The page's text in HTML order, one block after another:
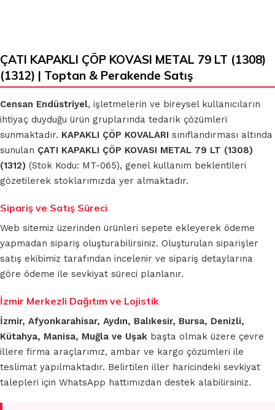
ÇATI KAPAKLI ÇÖP KOVASI METAL 79 LT (1308)
(1312) | Toptan & Perakende Satış
Censan Endüstriyel, işletmelerin ve bireysel kullanıcıların
ihtiyaç duyduğu ürün gruplarında tedarik çözümleri
sunmaktadır. KAPAKLI ÇÖP KOVALARI sınıflandırması altında
sunulan ÇATI KAPAKLI ÇÖP KOVASI METAL 79 LT (1308)
(1312) (Stok Kodu: MT-065), genel kullanım beklentileri
gözetilerek stoklarımızda yer almaktadır.
Sipariş ve Satış Süreci
Web sitemiz üzerinden ürünleri sepete ekleyerek ödeme
yapmadan sipariş oluşturabilirsiniz. Oluşturulan siparişler
satış ekibimiz tarafından incelenir ve sipariş detaylarına
göre ödeme ile sevkiyat süreci planlanır.
İzmir Merkezli Dağıtım ve Lojistik
İzmir, Afyonkarahisar, Aydın, Balıkesir, Bursa, Denizli,
Kütahya, Manisa, Muğla ve Uşak başta olmak üzere çevre
illere firma araçlarımız, ambar ve kargo çözümleri ile
teslimat yapılmaktadır. Belirtilen iller haricindeki sevkiyat
talepleri için WhatsApp hattımızdan destek alabilirsiniz.